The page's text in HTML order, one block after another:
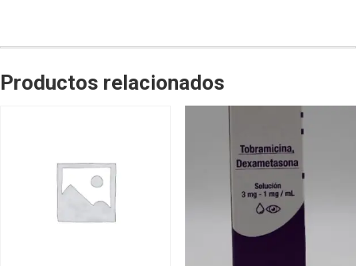
Productos relacionados